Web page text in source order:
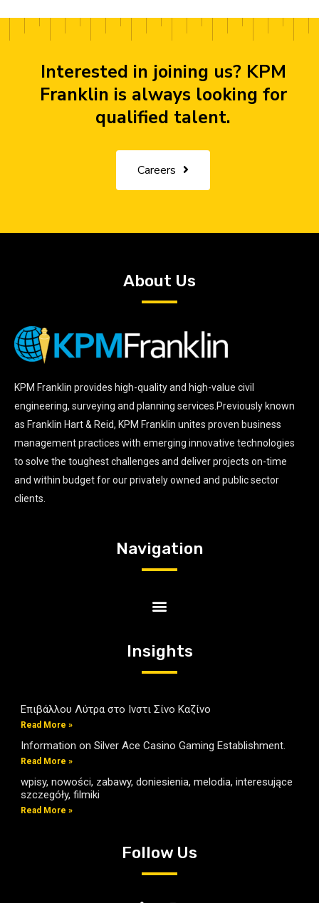
Interested in joining us? KPM
Franklin is always looking for
qualified talent.
Careers
About Us
KPM Franklin provides high-quality and high-value civil
engineering, surveying and planning services.Previously known
as Franklin Hart & Reid, KPM Franklin unites proven business
management practices with emerging innovative technologies
to solve the toughest challenges and deliver projects on-time
and within budget for our privately owned and public sector
clients.
Navigation
Insights
Επιβάλλου Λύτρα στο Ινστι Σίνο Καζίνο
Read More »
Information on Silver Ace Casino Gaming Establishment.
Read More »
wpisy, nowości, zabawy, doniesienia, melodia, interesujące
szczegóły, filmiki
Read More »
Follow Us